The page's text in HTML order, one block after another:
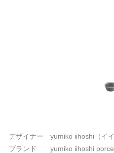
デザイナー yumiko iihoshi（イイ
ブランド yumiko iihoshi